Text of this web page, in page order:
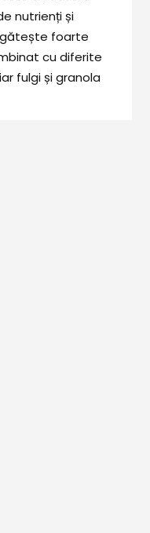
nutrienți și
foarte
cu diferite
fulgi și granola